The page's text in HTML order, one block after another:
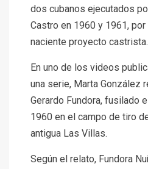
dos cubanos ejecutados
Castro en 1960 y 1961,
naciente proyecto castrista.
En uno de los videos
una serie, Marta González
Gerardo Fundora, fusilado
1960 en el campo de tiro
antigua Las Villas.
Según el relato, Fundora